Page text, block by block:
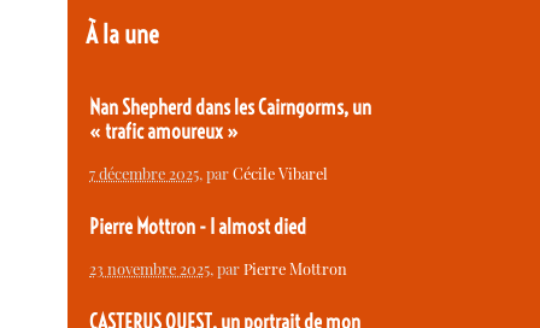
À la une
Nan Shepherd dans les Cairngorms, un
« trafic amoureux »
7 décembre 2025, parCécile Vibarel
Pierre Mottron - I almost died
23 novembre 2025, parPierre Mottron
CASTERUS OUEST, un portrait de mon